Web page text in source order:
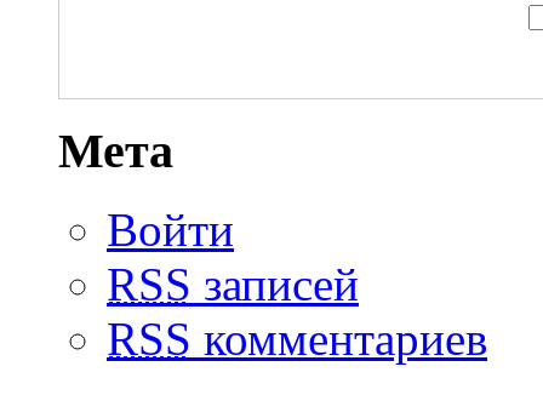
Мета
Войти
RSS записей
RSS комментариев